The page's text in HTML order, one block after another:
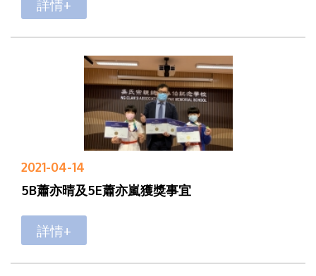
詳情+
2021-04-14
5B蕭亦晴及5E蕭亦嵐獲獎事宜
詳情+